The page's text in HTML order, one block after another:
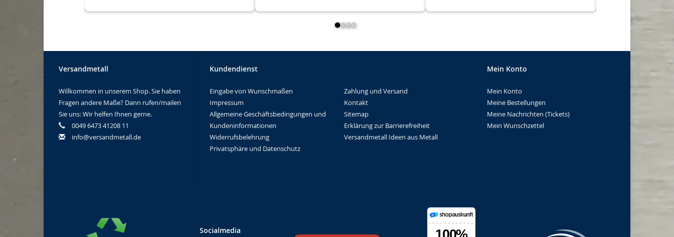
Versandmetall
Willkommen in unserem Shop. Sie haben
Fragen andere Maße? Dann rufen/mailen
Sie uns: Wir helfen Ihnen gerne.
0049 6473 41208 11
info@versandmetall.de
Kundendienst
Eingabe von Wunschmaßen
Impressum
Allgemeine Geschäftsbedingungen und
Kundeninformationen
Widerrufsbelehrung
Privatsphäre und Datenschutz
Zahlung und Versand
Kontakt
Sitemap
Erklärung zur Barrierefreiheit
Versandmetall Ideen aus Metall
Mein Konto
Mein Konto
Meine Bestellungen
Meine Nachrichten (Tickets)
Mein Wunschzettel
Socialmedia